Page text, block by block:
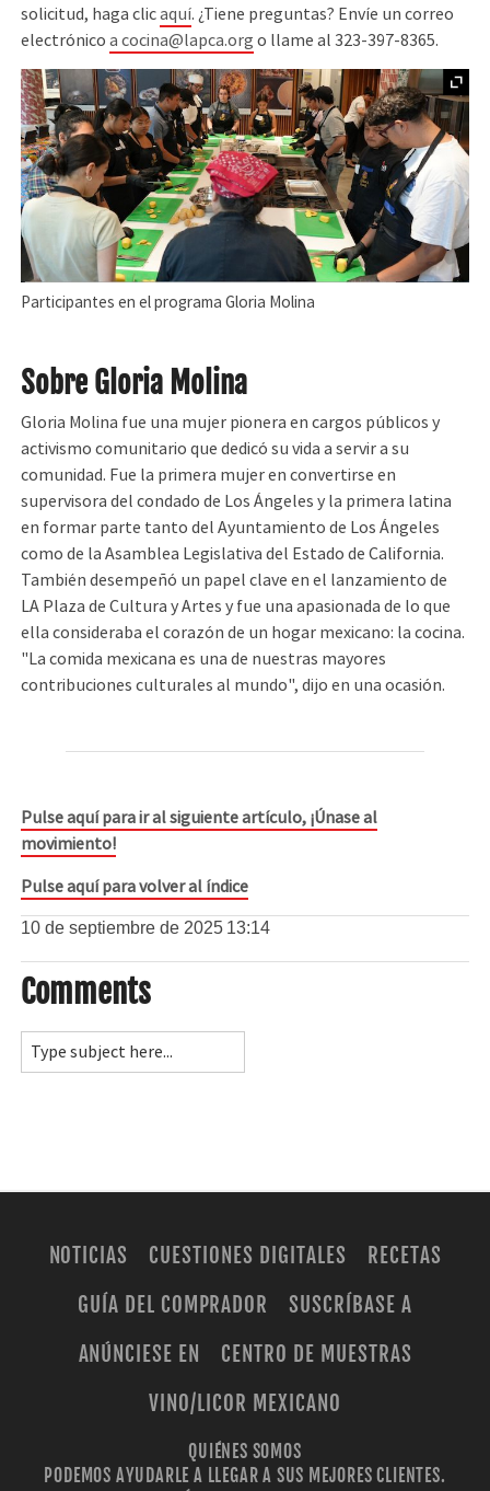
solicitud, haga clicaquí. ¿Tiene preguntas? Envíe un correo
electrónicoa cocina@lapca.org o llame al 323-397-8365.
Participantes en el programa Gloria Molina
Sobre Gloria Molina
Gloria Molina fue una mujer pionera en cargos públicos y
activismo comunitario que dedicó su vida a servir a su
comunidad. Fue la primera mujer en convertirse en
supervisora del condado de Los Ángeles y la primera latina
en formar parte tanto del Ayuntamiento de Los Ángeles
como de la Asamblea Legislativa del Estado de California.
También desempeñó un papel clave en el lanzamiento de
LA Plaza de Cultura y Artes y fue una apasionada de lo que
ella consideraba el corazón de un hogar mexicano: la cocina.
"La comida mexicana es una de nuestras mayores
contribuciones culturales al mundo", dijo en una ocasión.
Pulse aquí para ir al siguiente artículo, ¡Únase al
movimiento!
Pulse aquí para volver al índice
10 de septiembre de 2025 13:14
Comments
NOTICIAS CUESTIONES DIGITALES
RECETAS
GUÍA DEL COMPRADOR
SUSCRÍBASE A
ANÚNCIESE EN
CENTRO DE MUESTRAS
VINO/LICOR MEXICANO
QUIÉNES SOMOS
PODEMOS AYUDARLE A LLEGAR A SUS MEJORES CLIENTES.